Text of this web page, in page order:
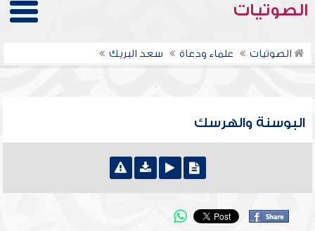
الصوتيات
الصوتيات علماء ودعاة سعد البريك
البوسنة والهرسك